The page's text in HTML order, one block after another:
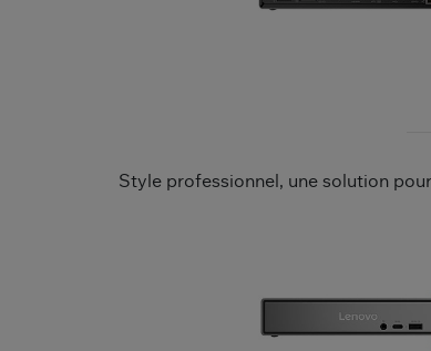
Style professionnel, une solution